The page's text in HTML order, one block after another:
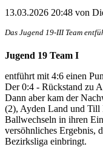
13.03.2026 20:48 von
Das Jugend 19-III Team
Jugend 19 Team I
entführt mit 4:6 einen
Der 0:4 - Rückstand zu
Dann aber kam der
(2), Ayden Land und Till
Ballwechseln in ihren
versöhnliches Ergebnis,
Bezirksliga einbringt.